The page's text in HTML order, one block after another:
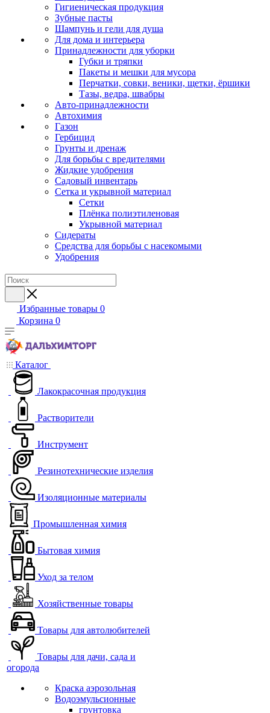
Гигиеническая продукция
Зубные пасты
Шампунь и гели для душа
Для дома и интерьера
Принадлежности для уборки
Губки и тряпки
Пакеты и мешки для мусора
Перчатки, совки, веники, щетки, ёршики
Тазы, ведра, швабры
Авто-принадлежности
Автохимия
Газон
Гербицид
Грунты и дренаж
Для борьбы с вредителями
Жидкие удобрения
Садовый инвентарь
Сетка и укрывной материал
Сетки
Плёнка полиэтиленовая
Укрывной материал
Сидераты
Средства для борьбы с насекомыми
Удобрения
Избранные товары 0
Корзина 0
Каталог
Лакокрасочная продукция
Растворители
Инструмент
Резинотехнические изделия
Изоляционные материалы
Промышленная химия
Бытовая химия
Уход за телом
Хозяйственные товары
Товары для автолюбителей
Товары для дачи, сада и
огорода
Краска аэрозольная
Водоэмульсионные
грунтовка